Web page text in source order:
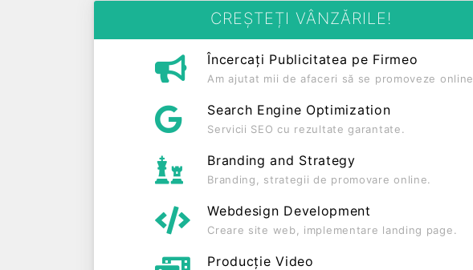
CREȘTEȚI VÂNZĂRILE!
Încercați Publicitatea pe Firmeo
Am ajutat mii de afaceri să se promoveze online
Search Engine Optimization
Servicii SEO cu rezultate garantate.
Branding and Strategy
Branding, strategii de promovare online.
Webdesign Development
Creare site web, implementare landing page.
Producție Video